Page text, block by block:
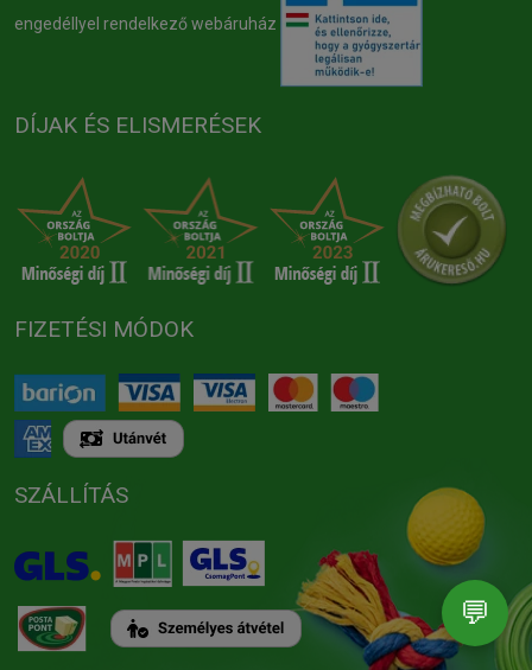
engedéllyel rendelkező webáruház
DÍJAK ÉS ELISMERÉSEK
FIZETÉSI MÓDOK
SZÁLLÍTÁS
💬